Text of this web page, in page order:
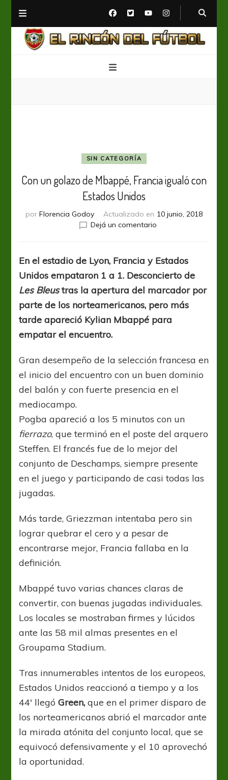
SIN CATEGORÍA
Con un golazo de Mbappé, Francia igualó con
Estados Unidos
por Florencia Godoy Actualizado en 10 junio, 2018
Dejá un comentarioen
golazo
de
Mbappé,
Francia
con
Estados
En el estadio de Lyon, Francia y Estados
Unidos empataron 1 a 1. Desconcierto de
Les Bleustras la apertura del marcador por
parte de los norteamericanos, pero más
tarde apareció Kylian Mbappé para
empatar el encuentro.
Gran desempeño de la selección francesa en
el inicio del encuentro con un buen dominio
del balón y con fuerte presencia en el
mediocampo.
Pogba apareció a los 5 minutos con un
fierrazo, que terminó en el poste del arquero
Steffen. El francés fue de lo mejor del
conjunto de Deschamps, siempre presente
en el juego y participando de casi todas las
jugadas.
Más tarde, Griezzman intentaba pero sin
lograr quebrar el cero y a pesar de
encontrarse mejor, Francia fallaba en la
definición.
Mbappé tuvo varias chances claras de
convertir, con buenas jugadas individuales.
Los locales se mostraban firmes y lúcidos
ante las 58 mil almas presentes en el
Groupama Stadium.
Tras innumerables intentos de los europeos,
Estados Unidos reaccionó a tiempo y a los
44′ llegóGreen, que en el primer disparo de
los norteamericanos abrió el marcador ante
la mirada atónita del conjunto local, que se
equivocó defensivamente y el 10 aprovechó
la oportunidad.